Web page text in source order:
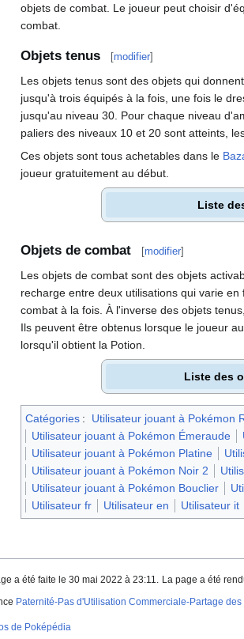
objets de combat. Le joueur peut choisir
combat.
Objets tenus [modifier]
Les objets tenus sont des objets qui
jusqu'à trois équipés à la fois, une fois le
jusqu'au niveau 30. Pour chaque niveau
paliers des niveaux 10 et 20 sont atteints,
Ces objets sont tous achetables dans le
joueur gratuitement au début.
Liste
Objets de combat [modifier]
Les objets de combat sont des objets
recharge entre deux utilisations qui varie
combat à la fois. À l'inverse des objets
Ils peuvent être obtenus lorsque le joueur
lorsqu'il obtient la Potion.
Liste des
Catégories : Utilisateur jouant à Pokémon
Utilisateur jouant à Pokémon Émeraude
Utilisateur jouant à Pokémon Platine
Utilisateur jouant à Pokémon Noir 2
Utilisateur jouant à Pokémon Bouclier
Utilisateur fr
Utilisateur en Utilisateur it
a été faite le 30 mai 2022 à 23:11. La page a été
Paternité-Pas d'Utilisation Commerciale-Partage
de Poképédia